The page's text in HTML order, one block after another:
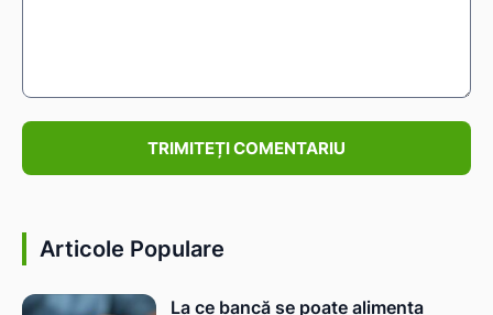
Articole Populare
La ce bancă se poate alimenta